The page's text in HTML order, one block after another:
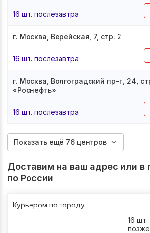
16 шт. послезавтра
г. Москва, Верейская, 7, стр. 2
16 шт. послезавтра
г. Москва, Волгоградский пр-т, 24,
«Роснефть»
16 шт. послезавтра
Показать ещё 76 центров
Доставим на ваш адрес или в
по России
Курьером по городу
16 шт.
позже